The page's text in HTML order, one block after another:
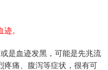
。
是血迹发黑，可能是先兆流
疼痛、腹泻等症状，很有可